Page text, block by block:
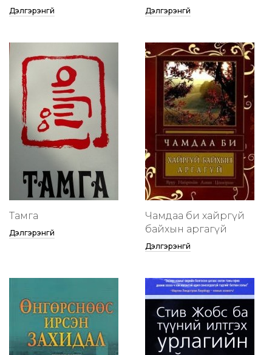
Дэлгэрэнгүй Дэлгэрэнгүй
Тамга
Дэлгэрэнгүй
Чамдаа би хайргүй
байхын аргагүй
Дэлгэрэнгүй